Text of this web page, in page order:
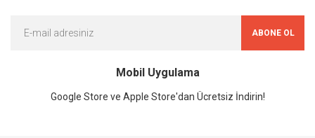
ABONE OL
Mobil Uygulama
Google Store ve Apple Store'dan Ücretsiz İndirin!